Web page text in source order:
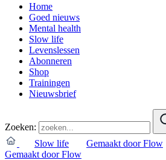
Home
Goed nieuws
Mental health
Slow life
Levenslessen
Abonneren
Shop
Trainingen
Nieuwsbrief
Zoeken:
Slow life
Gemaakt door Flow
Gemaakt door Flow